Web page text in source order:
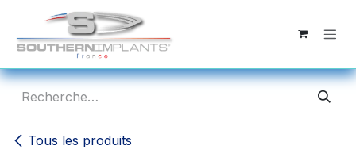
Se rendre au contenu
Tous les produits